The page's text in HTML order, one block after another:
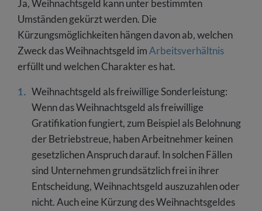
Ja, Weihnachtsgeld kann unter bestimmten
Umständen gekürzt werden. Die
Kürzungsmöglichkeiten hängen davon ab, welchen
Zweck das Weihnachtsgeld imArbeitsverhältnis
erfüllt und welchen Charakter es hat.
Weihnachtsgeld als freiwillige Sonderleistung:
Wenn das Weihnachtsgeld als freiwillige
Gratifikation fungiert, zum Beispiel als Belohnung
der Betriebstreue, haben Arbeitnehmer keinen
gesetzlichen Anspruch darauf. In solchen Fällen
sind Unternehmen grundsätzlich frei in ihrer
Entscheidung, Weihnachtsgeld auszuzahlen oder
nicht. Auch eine Kürzung des Weihnachtsgeldes